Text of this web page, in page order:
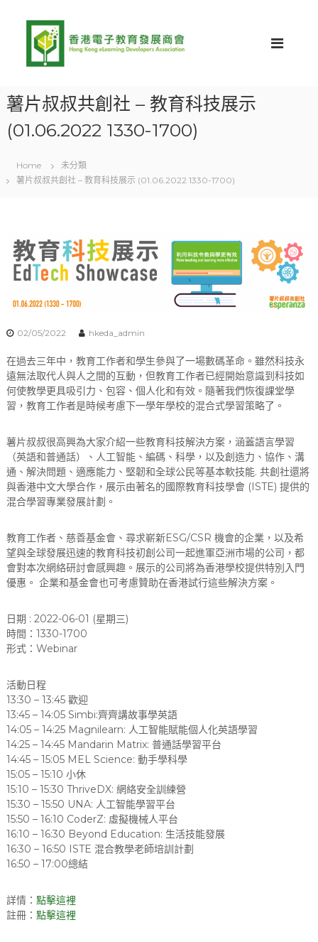
A站
薯片叔叔共創社 – 教育科技展示
(01.06.2022 1330-1700)
Home
未分類
薯片叔叔共創社 – 教育科技展示 (01.06.2022 1330-1700)
02/05/2022 hkeda_admin
在過去三年中，教育工作者和學生參與了一場數碼革命。雖然科技永
遠無法取代人與人之間的互動，但教育工作者已經開始意識到科技如
何使教學更具吸引力、包容、個人化和有效。隨著我們恢復課堂學
習，教育工作者是時候考慮下一學年學校的混合式學習策略了。
薯片叔叔很高興為大家介紹一些教育科技解決方案，涵蓋語言學習
（英語和普通話）、人工智能、編碼、科學，以及創造力、協作、溝
通、解決問題、適應能力、堅韌和全球公民等基本軟技能. 共創社還將
與香港中文大學合作，展示由著名的國際教育科技學會 (ISTE) 提供的
混合學習專業發展計劃。
教育工作者、慈善基金會、尋求嶄新ESG/CSR 機會的企業，以及希
望與全球發展迅速的教育科技初創公司一起進軍亞洲市場的公司，都
會對本次網絡研討會感興趣。展示的公司將為香港學校提供特別入門
優惠。 企業和基金會也可考慮贊助在香港試行這些解決方案。
日期 : 2022-06-01 (星期三)
時間：1330-1700
形式：Webinar
活動日程
13:30 – 13:45 歡迎
13:45 – 14:05 Simbi:齊齊講故事學英語
14:05 – 14:25 Magnilearn: 人工智能賦能個人化英語學習
14:25 – 14:45 Mandarin Matrix: 普通話學習平台
14:45 – 15:05 MEL Science: 動手學科學
15:05 – 15:10 小休
15:10 – 15:30 ThriveDX: 網絡安全訓練營
15:30 – 15:50 UNA: 人工智能學習平台
15:50 – 16:10 CoderZ: 虛擬機械人平台
16:10 – 16:30 Beyond Education: 生活技能發展
16:30 – 16:50 ISTE 混合教學老師培訓計劃
16:50 – 17:00總結
詳情： 點擊這裡
註冊： 點擊這裡